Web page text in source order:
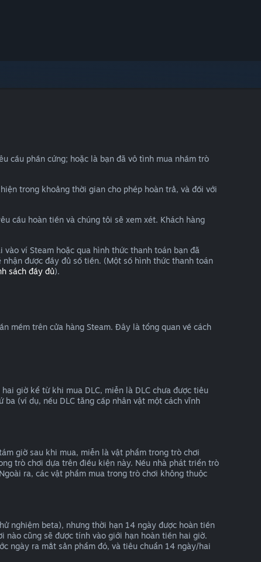
cầu phần cứng; hoặc là bạn đã vô tình mua nhầm trò
trong khoảng thời gian cho phép hoàn trả, và đối với
cầu hoàn tiền và chúng tôi sẽ xem xét. Khách hàng
ví Steam hoặc qua hình thức thanh toán bạn đã
được đầy đủ số tiền. (Một số hình thức thanh toán
sách đầy đủ).
mềm trên cửa hàng Steam. Đây là tổng quan về cách
giờ kể từ khi mua DLC, miễn là DLC chưa được tiêu
(ví dụ, nếu DLC tăng cấp nhân vật một cách vĩnh
giờ sau khi mua, miễn là vật phẩm trong trò chơi
trò chơi dựa trên điều kiện này. Nếu nhà phát triển trò
ra, các vật phẩm mua trong trò chơi không thuộc
nghiệm beta), nhưng thời hạn 14 ngày được hoàn tiền
nào cũng sẽ được tính vào giới hạn hoàn tiền hai giờ.
ngày ra mắt sản phẩm đó, và tiêu chuẩn 14 ngày/hai